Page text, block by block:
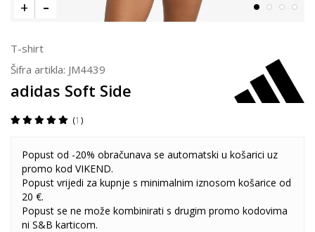
T-shirt
Šifra artikla: JM4439
adidas Soft Side
1
Popust od -20% obračunava se automatski u košarici uz
promo kod VIKEND.
Popust vrijedi za kupnje s minimalnim iznosom košarice od
20 €.
Popust se ne može kombinirati s drugim promo kodovima
ni S&B karticom.